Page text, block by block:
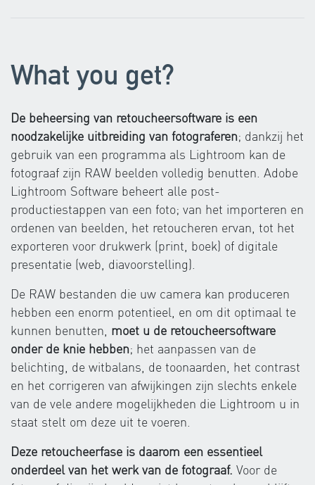
What you get?
De beheersing van retoucheersoftware is een
noodzakelijke uitbreiding van fotograferen; dankzij het
gebruik van een programma als Lightroom kan de
fotograaf zijn RAW beelden volledig benutten. Adobe
Lightroom Software beheert alle post-
productiestappen van een foto; van het importeren en
ordenen van beelden, het retoucheren ervan, tot het
exporteren voor drukwerk (print, boek) of digitale
presentatie (web, diavoorstelling).
De RAW bestanden die uw camera kan produceren
hebben een enorm potentieel, en om dit optimaal te
kunnen benutten, moet u de retoucheersoftware
onder de knie hebben; het aanpassen van de
belichting, de witbalans, de toonaarden, het contrast
en het corrigeren van afwijkingen zijn slechts enkele
van de vele andere mogelijkheden die Lightroom u in
staat stelt om deze uit te voeren.
Deze retoucheerfase is daarom een essentieel
onderdeel van het werk van de fotograaf. Voor de